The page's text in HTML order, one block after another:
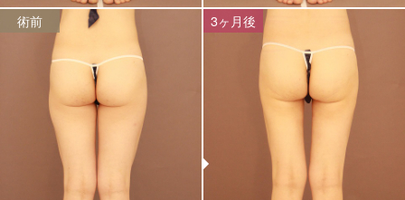
術前 3ヶ月後